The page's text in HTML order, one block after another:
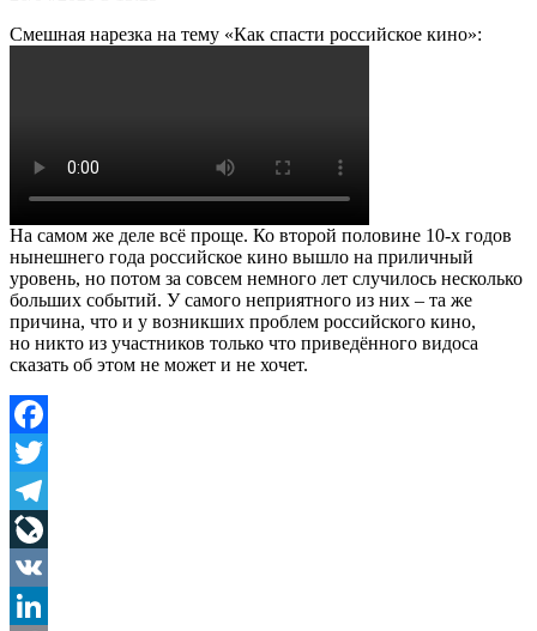
Смешная нарезка на тему «Как спасти российское кино»:
На самом же деле всё проще. Ко второй половине 10-х годов
нынешнего года российское кино вышло на приличный
уровень, но потом за совсем немного лет случилось несколько
больших событий. У самого неприятного из них – та же
причина, что и у возникших проблем российского кино,
но никто из участников только что приведённого видоса
сказать об этом не может и не хочет.
Facebook
Twitter
Telegram
LiveJournal
VK